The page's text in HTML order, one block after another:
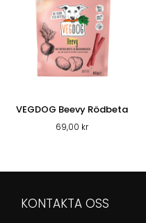
VEGDOG Beevy Rödbeta
69,00 kr
KONTAKTA OSS